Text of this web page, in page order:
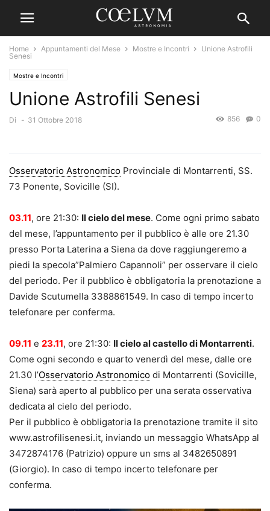
Home Appuntamenti del Mese Mostre e Incontri
Unione Astrofili
Senesi
Mostre e Incontri
Unione Astrofili Senesi
Di - 31 Ottobre 2018 0
856
Osservatorio Astronomico Provinciale di Montarrenti, SS.
73 Ponente, Sovicille (SI).
03.11, ore 21:30: Il cielo del mese. Come ogni primo sabato
del mese, l’appuntamento per il pubblico è alle ore 21.30
presso Porta Laterina a Siena da dove raggiungeremo a
piedi la specola”Palmiero Capannoli” per osservare il cielo
del periodo. Per il pubblico è obbligatoria la prenotazione a
Davide Scutumella 3388861549. In caso di tempo incerto
telefonare per conferma.
09.11 e 23.11, ore 21:30: Il cielo al castello di Montarrenti.
Come ogni secondo e quarto venerdì del mese, dalle ore
21.30 l’Osservatorio Astronomico di Montarrenti (Sovicille,
Siena) sarà aperto al pubblico per una serata osservativa
dedicata al cielo del periodo.
Per il pubblico è obbligatoria la prenotazione tramite il sito
www.astrofilisenesi.it, inviando un messaggio WhatsApp al
3472874176 (Patrizio) oppure un sms al 3482650891
(Giorgio). In caso di tempo incerto telefonare per
conferma.